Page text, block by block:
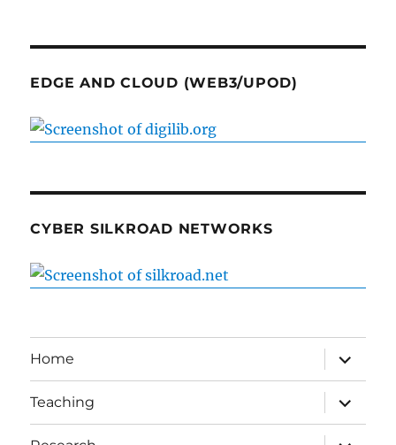
EDGE AND CLOUD (WEB3/UPOD)
CYBER SILKROAD NETWORKS
Home
expand
child
menu
Teaching
expand
child
menu
expand